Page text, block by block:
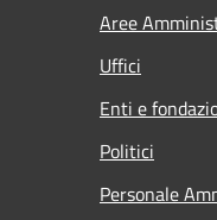
Aree
Uffici
Enti e
Politici
Personale